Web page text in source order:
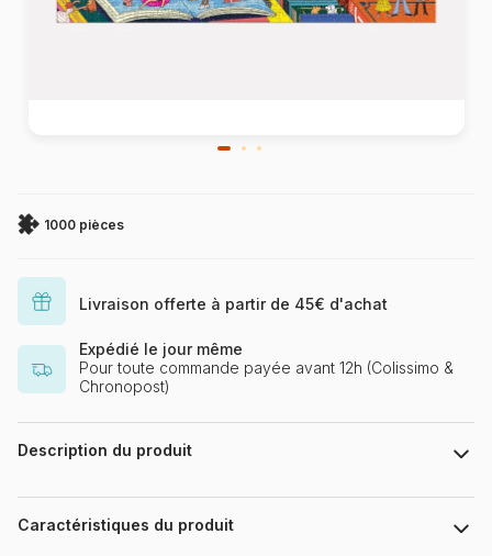
1000 pièces
Livraison offerte à partir de 45€ d'achat
Expédié le jour même
Pour toute commande payée avant 12h (Colissimo &
Chronopost)
Description du produit
Galison ; Chung, Hye Jin
Le puzzle en aluminium de 1000 pièces Novel Neighbourhood
présente vos personnages fictifs préférés qui prennent vie
Caractéristiques du produit